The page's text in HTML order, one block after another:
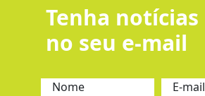
Tenha notícias
no seu e-mail
Nome E-mail